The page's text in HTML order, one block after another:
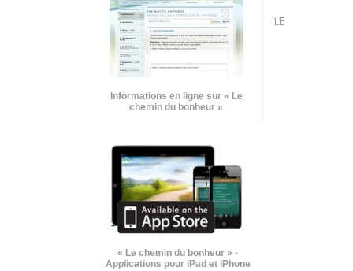
Informations en ligne sur « Le
chemin du bonheur »
« Le chemin du bonheur » -
Applications pour iPad et iPhone
LE